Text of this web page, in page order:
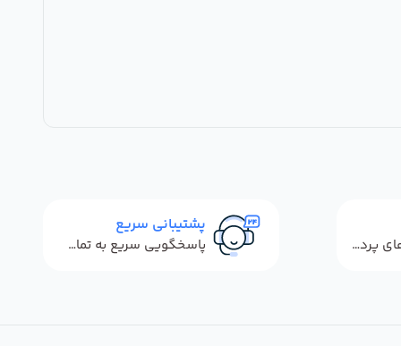
استفاده از روش‌های پرداخت امن
پشتیبانی سریع
پاسخگویی سریع به تماس‌ها و پیام‌ها